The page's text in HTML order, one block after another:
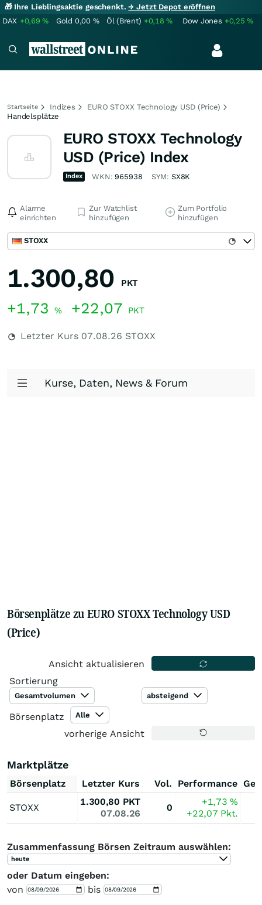
🎁 Ihre Lieblingsaktie geschenkt.→ Jetzt Depot eröffnen
DAX +0,69% Gold 0,00 % Öl (Brent) +0,18% Dow Jones +0,25%
Startseite Indizes
EURO STOXX Technology USD (Price)
Handelsplätze
EURO STOXX Technology
USD (Price) Index
Index WKN:965938 SYM: SX8K
Alarme
einrichten
Zur Watchlist
hinzufügen
Zum Portfolio
hinzufügen
STOXX
1.300,80 PKT
+1,73 % +22,07 PKT
Letzter Kurs 07.08.26 STOXX
Kurse, Daten, News & Forum
Börsenplätze zu EURO STOXX Technology USD
(Price)
Ansicht aktualisieren
Sortierung
Gesamtvolumen absteigend
Börsenplatz Alle
vorherige Ansicht
Marktplätze
Börsenplatz Letzter Kurs Vol. Performance
STOXX
1.300,80 PKT
07.08.26
0
+1,73%
+22,07 Pkt.
Zusammenfassung Börsen Zeitraum auswählen:
heute
oder Datum eingeben:
von
bis